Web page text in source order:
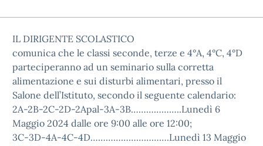
IL DIRIGENTE SCOLASTICO
comunica che le classi seconde, terze e 4°A, 4°C, 4°D
parteciperanno ad un seminario sulla corretta
alimentazione e sui disturbi alimentari, presso il
Salone dell’Istituto, secondo il seguente calendario:
2A-2B-2C-2D-2Apal-3A-3B………………..Lunedì 6
Maggio 2024 dalle ore 9:00 alle ore 12:00;
3C-3D-4A-4C-4D………………………….Lunedì 13 Maggio